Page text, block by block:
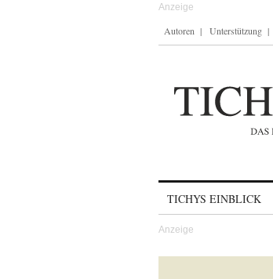
Autoren Unterstützung
TICHYS EINBLICK